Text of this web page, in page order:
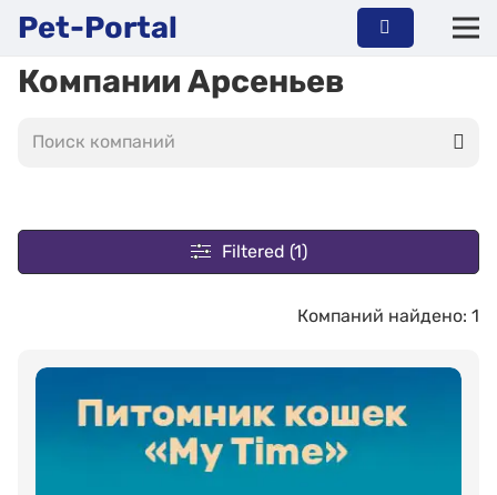
Pet-Portal
Компании Арсеньев
Filtered (1)
Компаний найдено: 1